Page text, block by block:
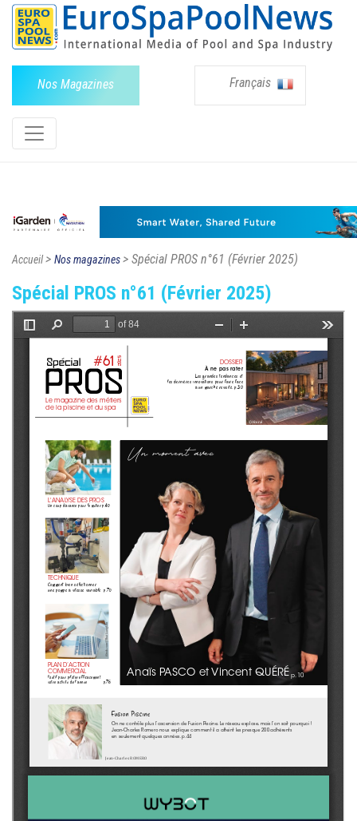
Nos Magazines Français
Accueil> Nos magazines> Spécial PROS n°61 (Février 2025)
Spécial PROS n°61 (Février 2025)